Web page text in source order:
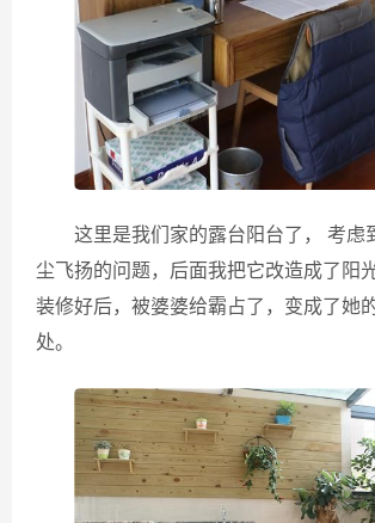
这里是我们家的露台阳台了， 考虑
尘飞扬的问题，后面我把它改造成了阳
装修好后，被婆婆给霸占了，变成了她
处。